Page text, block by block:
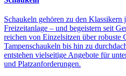
Schaukeln gehören zu den Klassikern
Freizeitanlage – und begeistern seit
reichen von Einzelsitzen über robuste
Tampenschaukeln bis hin zu
entstehen vielseitige Angebote für
und Platzanforderungen.